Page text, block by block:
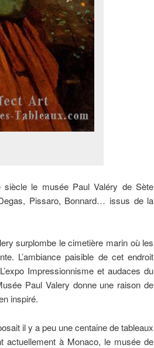
siècle le musée Paul Valéry de Sète
Pissaro, Bonnard… issus de la
surplombe le cimetière marin où les
L’ambiance paisible de cet endroit
Impressionnisme et audaces du
Paul Valery donne une raison de
inspiré.
il y a peu une centaine de tableaux
actuellement à Monaco, le musée de